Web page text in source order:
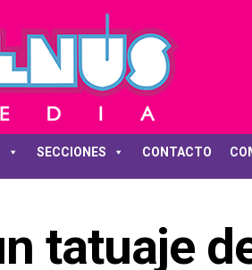
SECCIONES CONTACTO
tatuaje